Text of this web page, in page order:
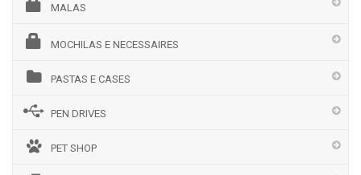
MALAS
MOCHILAS E NECESSAIRES
PASTAS E CASES
PEN DRIVES
PET SHOP